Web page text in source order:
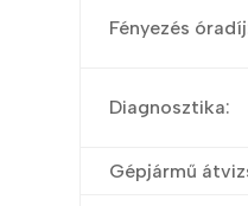
Fényezés
Diagnosztika:
Gépjármű